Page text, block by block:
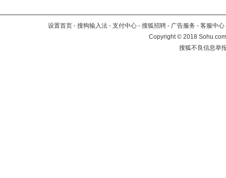
设置首页 - 搜狗输入法 - 支付中心 - 搜狐招聘 - 广告服务 - 客服中心
Copyright©2018
搜狐不良信息举